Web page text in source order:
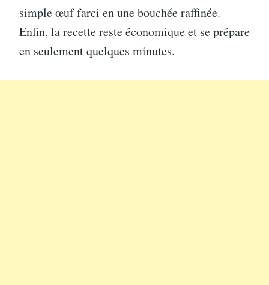
simple œuf farci en une bouchée raffinée.
Enfin, la recette reste économique et se prépare
en seulement quelques minutes.